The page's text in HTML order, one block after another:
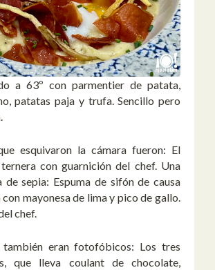
a 63º con parmentier de patata,
patatas paja y trufa. Sencillo pero
esquivaron la cámara fueron: El
con guarnición del chef. Una
de sepia: Espuma de sifón de causa
con mayonesa de lima y pico de gallo.
chef.
también eran fotofóbicos: Los tres
que lleva coulant de chocolate,